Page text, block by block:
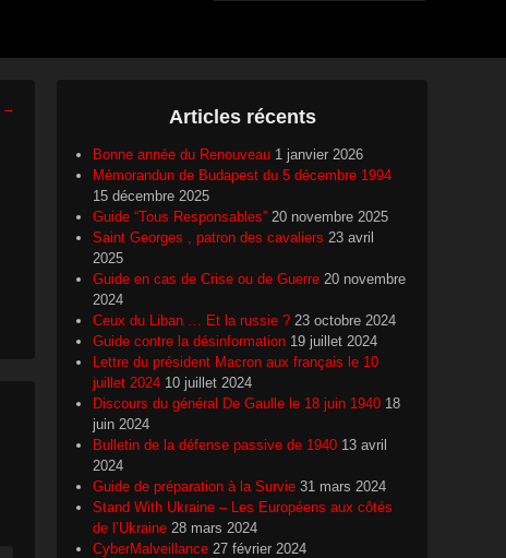
→ Articles récents
Bonne année du Renouveau 1 janvier 2026
Mémorandun de Budapest du 5 décembre 1994
15 décembre 2025
Guide “Tous Responsables” 20 novembre 2025
Saint Georges , patron des cavaliers 23 avril
2025
Guide en cas de Crise ou de Guerre 20 novembre
2024
Ceux du Liban … Et la russie ? 23 octobre 2024
Guide contre la désinformation 19 juillet 2024
Lettre du président Macron aux français le 10
juillet 2024 10 juillet 2024
Discours du général De Gaulle le 18 juin 1940 18
juin 2024
Bulletin de la défense passive de 1940 13 avril
2024
Guide de préparation à la Survie 31 mars 2024
Stand With Ukraine – Les Européens aux côtés
de l’Ukraine 28 mars 2024
CyberMalveillance 27 février 2024